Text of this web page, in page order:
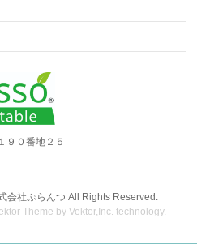
９０番地２５
会社ぷらんつ All Rights Reserved.
Theme byVektor,Inc. technology.